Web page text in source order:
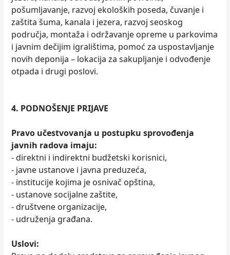
pošumljavanje, razvoj ekoloških poseda, čuvanje i
zaštita šuma, kanala i jezera, razvoj seoskog
područja, montaža i održavanje opreme u parkovima
i javnim dečijim igralištima, pomoć za uspostavljanje
novih deponija – lokacija za sakupljanje i odvođenje
otpada i drugi poslovi.
4. PODNOŠENJE PRIJAVE
Pravo učestvovanja u postupku sprovođenja
javnih radova imaju:
- direktni i indirektni budžetski korisnici,
- javne ustanove i javna preduzeća,
- institucije kojima je osnivač opština,
- ustanove socijalne zaštite,
- društvene organizacije,
- udruženja građana.
Uslovi: